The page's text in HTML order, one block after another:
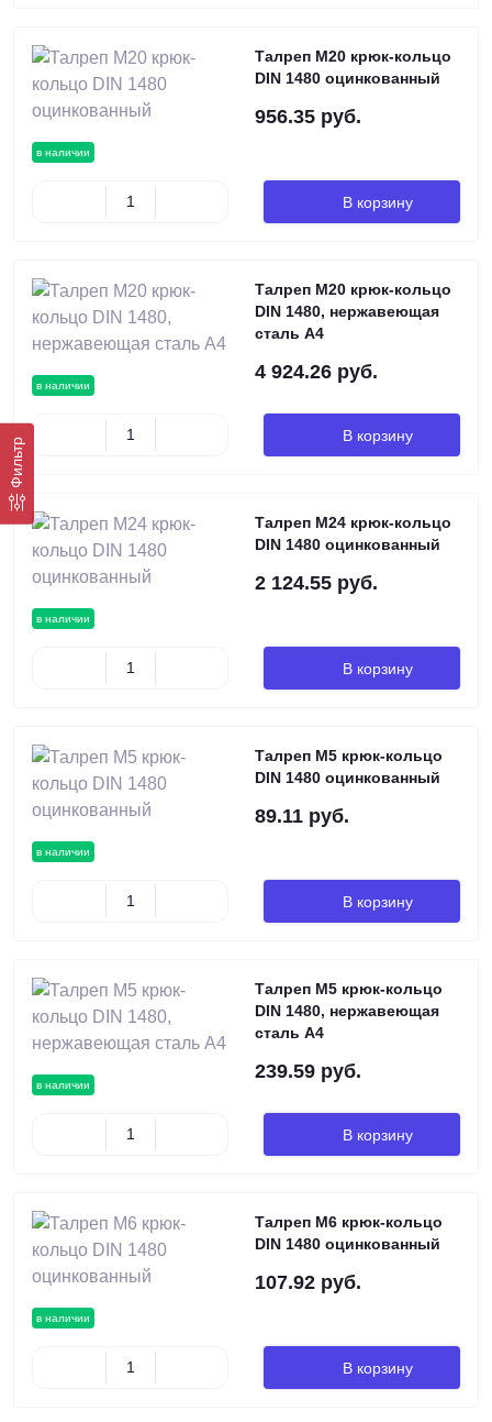
Фильтр
в наличии
Талреп М20 крюк-кольцо
DIN 1480 оцинкованный
956.35 руб.
В корзину
в наличии
Талреп М20 крюк-кольцо
DIN 1480, нержавеющая
сталь А4
4 924.26 руб.
В корзину
в наличии
Талреп М24 крюк-кольцо
DIN 1480 оцинкованный
2 124.55 руб.
В корзину
в наличии
Талреп М5 крюк-кольцо
DIN 1480 оцинкованный
89.11 руб.
В корзину
в наличии
Талреп М5 крюк-кольцо
DIN 1480, нержавеющая
сталь А4
239.59 руб.
В корзину
в наличии
Талреп М6 крюк-кольцо
DIN 1480 оцинкованный
107.92 руб.
В корзину